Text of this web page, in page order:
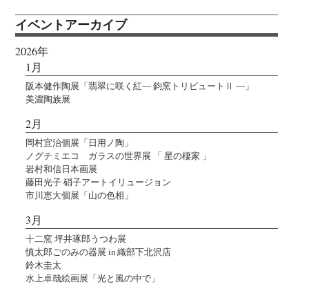
イベントアーカイブ
2026年
1月
阪本健作陶展「翡翠に咲く紅― 鈞窯トリビュートⅡ ―」
美濃陶族展
2月
岡村宜治個展「日用ノ陶」
ノグチミエコ ガラスの世界展 「 星の棲家 」
岩村和信日本画展
藤田光子 硝子アートイリュージョン
市川恵大個展「山の色相」
3月
十二窯 坪井琢郎うつわ展
慎太郎ごのみの器展 in 織部下北沢店
鈴木圭太
水上卓哉絵画展「光と風の中で」